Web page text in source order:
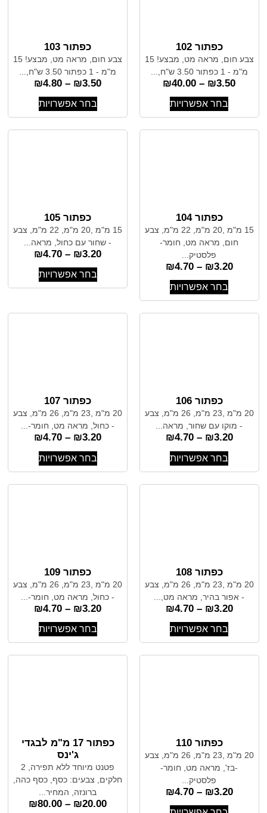
כפתור 102
צבע חום, מראה מט, מבצע! 15
מ"מ - 1 כפתור 3.50 ש"ח,...
₪3.50
–
₪40.00
בחר אפשרויות
כפתור 103
צבע חום, מראה מט, מבצע! 15
מ"מ - 1 כפתור 3.50 ש"ח,...
₪3.50
–
₪4.80
בחר אפשרויות
כפתור 104
15 מ"מ ,20 מ"מ, 22 מ"מ, צבע
חום, מראה מט, חומר-
פלסטיק...
₪3.20
–
₪4.70
בחר אפשרויות
כפתור 105
15 מ"מ ,20 מ"מ, 22 מ"מ, צבע
- שחור עם כחול, מראה...
₪3.20
–
₪4.70
בחר אפשרויות
כפתור 106
20 מ"מ ,23 מ"מ, 26 מ"מ, צבע
- מוקו עם שחור, מראה...
₪3.20
–
₪4.70
בחר אפשרויות
כפתור 107
20 מ"מ ,23 מ"מ, 26 מ"מ, צבע
- כחול, מראה מט, חומר-...
₪3.20
–
₪4.70
בחר אפשרויות
כפתור 108
20 מ"מ ,23 מ"מ, 26 מ"מ, צבע
- אפור בהיר, מראה מט,...
₪3.20
–
₪4.70
בחר אפשרויות
כפתור 109
20 מ"מ ,23 מ"מ, 26 מ"מ, צבע
- כחול, מראה מט, חומר-...
₪3.20
–
₪4.70
בחר אפשרויות
כפתור 110
20 מ"מ ,23 מ"מ, 26 מ"מ, צבע
-בז', מראה מט, חומר-
פלסטיק...
₪3.20
–
₪4.70
כפתור 17 מ"מ לבגדי
ג'ינס
פטנט מיוחד ללא תפירה, 2
חלקים, צבעים: כסף, כסף כהה,
ברונזה, המחיר...
₪20.00
–
₪80.00